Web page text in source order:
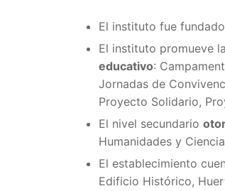
El instituto fue
El instituto promueve
educativo:
Jornadas de
Proyecto Solidario,
El nivel secundario
Humanidades y
El establecimiento
Edificio Histórico,